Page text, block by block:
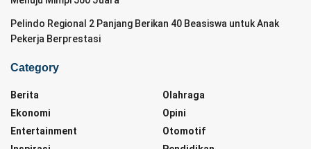
Pelindo Regional 2 Panjang Berikan 40 Beasiswa untuk Anak
Pekerja Berprestasi
Category
Berita
Ekonomi
Entertainment
Olahraga
Opini
Otomotif